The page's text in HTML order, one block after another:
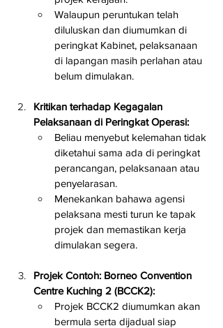
Walaupun peruntukan telah
diluluskan dan diumumkan di
peringkat Kabinet, pelaksanaan
di lapangan masih perlahan atau
belum dimulakan.
Kritikan terhadap Kegagalan
Pelaksanaan di Peringkat Operasi:
Beliau menyebut kelemahan tidak
diketahui sama ada di peringkat
perancangan, pelaksanaan atau
penyelarasan.
Menekankan bahawa agensi
pelaksana mesti turun ke tapak
projek dan memastikan kerja
dimulakan segera.
Projek Contoh: Borneo Convention
Centre Kuching 2 (BCCK2):
Projek BCCK2 diumumkan akan
bermula serta dijadual siap